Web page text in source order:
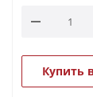
Купить